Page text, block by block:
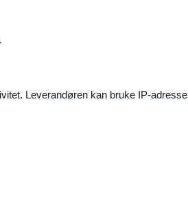
Leverandøren kan bruke IP-